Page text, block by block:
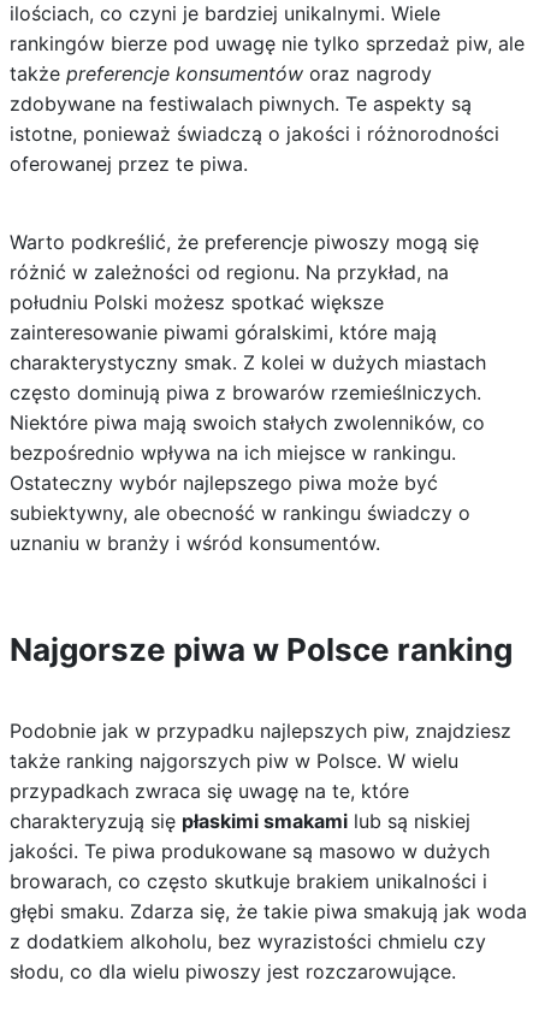
ilościach, co czyni je bardziej unikalnymi. Wiele
rankingów bierze pod uwagę nie tylko sprzedaż piw, ale
także preferencje konsumentóworaz nagrody
zdobywane na festiwalach piwnych. Te aspekty są
istotne, ponieważ świadczą o jakości i różnorodności
oferowanej przez te piwa.
Warto podkreślić, że preferencje piwoszy mogą się
różnić w zależności od regionu. Na przykład, na
południu Polski możesz spotkać większe
zainteresowanie piwami góralskimi, które mają
charakterystyczny smak. Z kolei w dużych miastach
często dominują piwa z browarów rzemieślniczych.
Niektóre piwa mają swoich stałych zwolenników, co
bezpośrednio wpływa na ich miejsce w rankingu.
Ostateczny wybór najlepszego piwa może być
subiektywny, ale obecność w rankingu świadczy o
uznaniu w branży i wśród konsumentów.
Najgorsze piwa w Polsce ranking
Podobnie jak w przypadku najlepszych piw, znajdziesz
także ranking najgorszych piw w Polsce. W wielu
przypadkach zwraca się uwagę na te, które
charakteryzują się płaskimi smakamilub są niskiej
jakości. Te piwa produkowane są masowo w dużych
browarach, co często skutkuje brakiem unikalności i
głębi smaku. Zdarza się, że takie piwa smakują jak woda
z dodatkiem alkoholu, bez wyrazistości chmielu czy
słodu, co dla wielu piwoszy jest rozczarowujące.